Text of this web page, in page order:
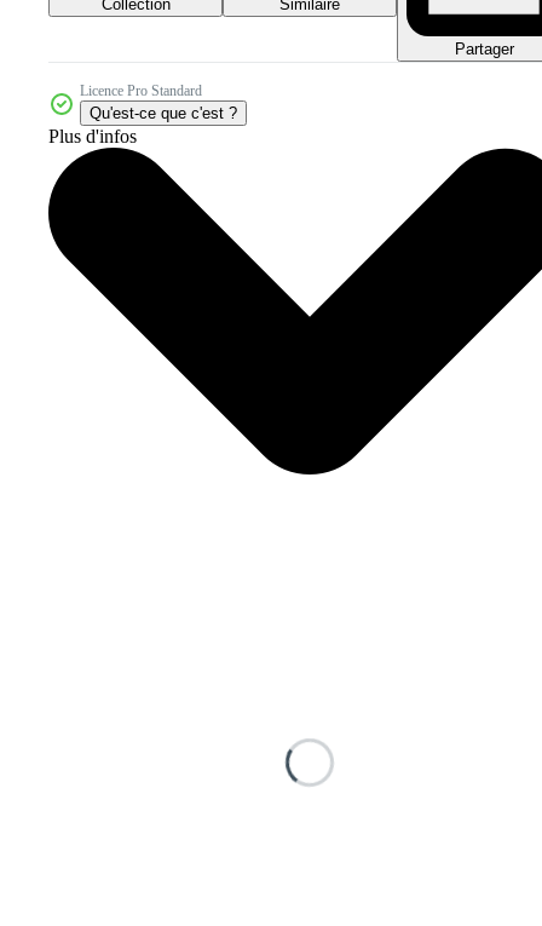
Collection Similaire
Partager
Licence Pro Standard
Qu'est-ce que c'est ?
Plus d'infos